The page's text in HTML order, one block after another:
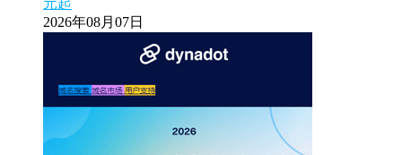
2026年08月07日